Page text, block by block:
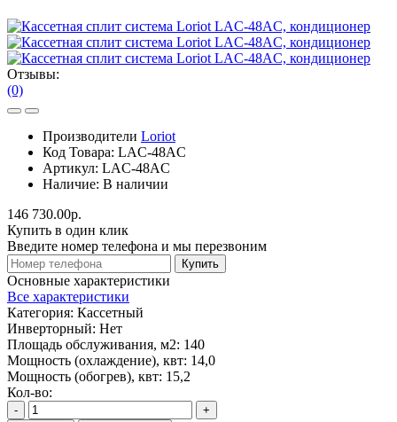
Отзывы:
(0)
Производители Loriot
Код Товара: LAC-48AC
Артикул: LAC-48AC
Наличие: В наличии
146 730.00р.
Купить в один клик
Введите номер телефона и мы перезвоним
Купить
Основные характеристики
Все характеристики
Категория: Кассетный
Инверторный: Нет
Площадь обслуживания, м2: 140
Мощность (охлаждение), квт: 14,0
Мощность (обогрев), квт: 15,2
Кол-во:
- +